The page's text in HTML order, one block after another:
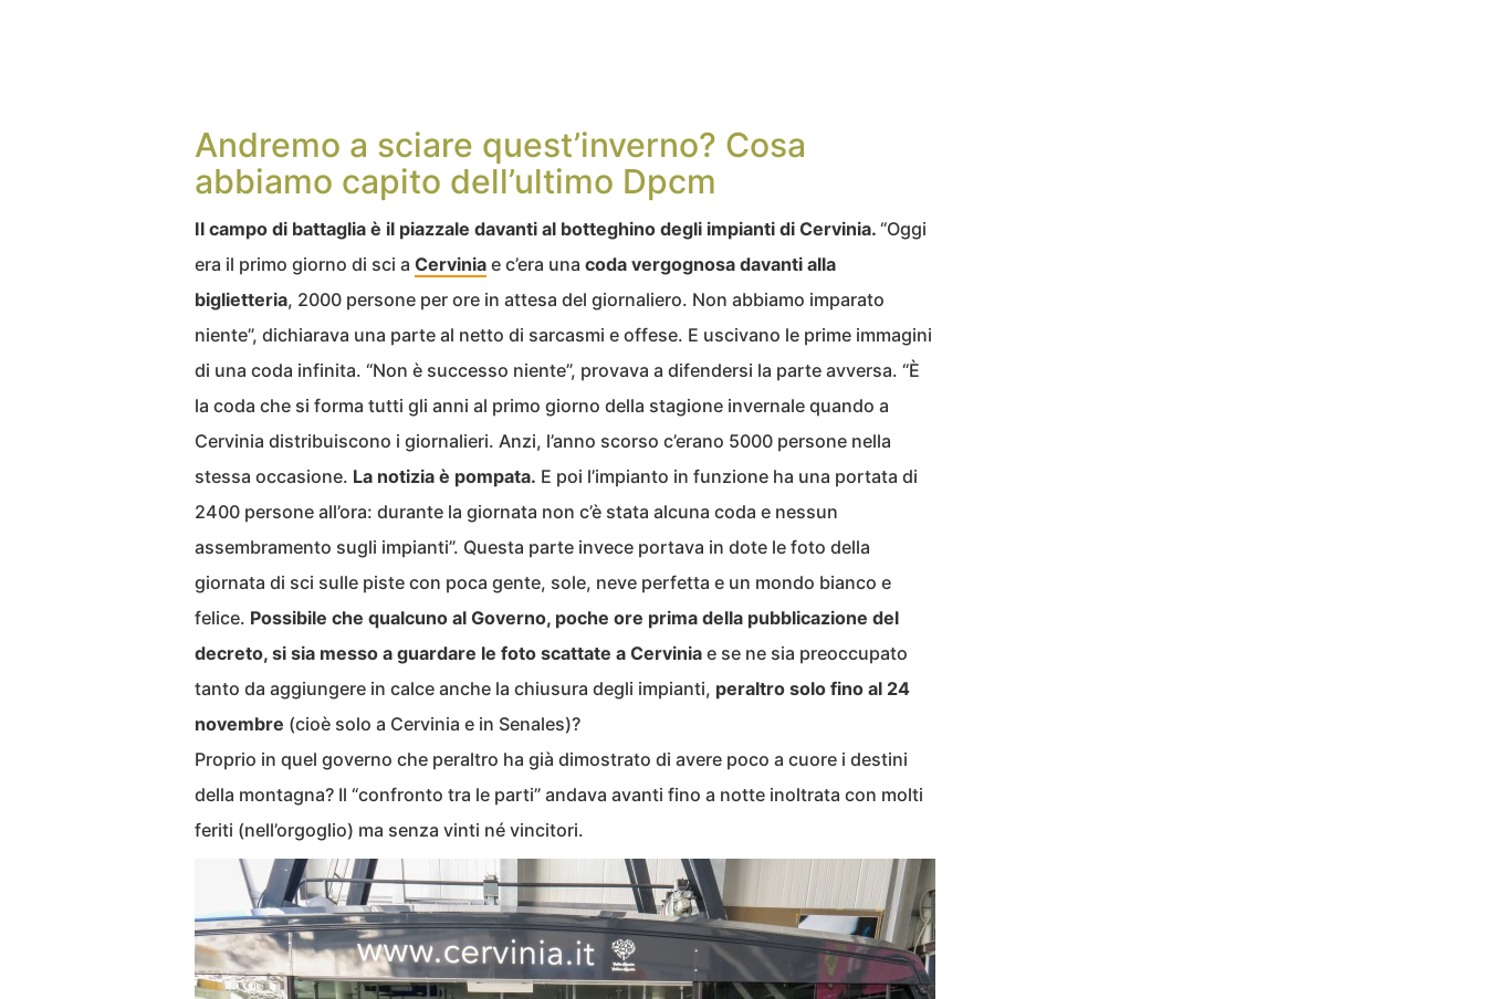
Andremo a sciare quest’inverno? Cosa
abbiamo capito dell’ultimo Dpcm
Il campo di battaglia è il piazzale davanti al botteghino degli impianti di Cervinia. “Oggi
era il primo giorno di sci a Cervinia e c’era una coda vergognosa davanti alla
biglietteria, 2000 persone per ore in attesa del giornaliero. Non abbiamo imparato
niente”, dichiarava una parte al netto di sarcasmi e offese. E uscivano le prime immagini
di una coda infinita. “Non è successo niente”, provava a difendersi la parte avversa. “È
la coda che si forma tutti gli anni al primo giorno della stagione invernale quando a
Cervinia distribuiscono i giornalieri. Anzi, l’anno scorso c’erano 5000 persone nella
stessa occasione. La notizia è pompata. E poi l’impianto in funzione ha una portata di
2400 persone all’ora: durante la giornata non c’è stata alcuna coda e nessun
assembramento sugli impianti”. Questa parte invece portava in dote le foto della
giornata di sci sulle piste con poca gente, sole, neve perfetta e un mondo bianco e
felice. Possibile che qualcuno al Governo, poche ore prima della pubblicazione del
decreto, si sia messo a guardare le foto scattate a Cervinia e se ne sia preoccupato
tanto da aggiungere in calce anche la chiusura degli impianti, peraltro solo fino al 24
novembre (cioè solo a Cervinia e in Senales)?
Proprio in quel governo che peraltro ha già dimostrato di avere poco a cuore i destini
della montagna? Il “confronto tra le parti” andava avanti fino a notte inoltrata con molti
feriti (nell’orgoglio) ma senza vinti né vincitori.